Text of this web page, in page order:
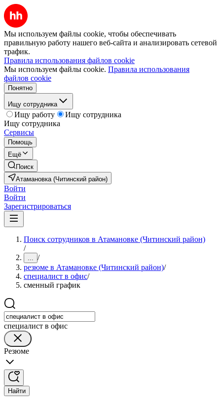
Мы используем файлы cookie, чтобы обеспечивать
правильную работу нашего веб-сайта и анализировать сетевой
трафик.
Правила использования файлов cookie
Мы используем файлы cookie. Правила использования
файлов cookie
Понятно
Ищу сотрудника
Ищу работу
Ищу сотрудника
Ищу сотрудника
Сервисы
Помощь
Ещё
Поиск
Атамановка (Читинский район)
Войти
Войти
Зарегистрироваться
Поиск сотрудников в Атамановке (Читинский район)
/
... /
резюме в Атамановке (Читинский район)/
специалист в офис/
сменный график
специалист в офис
Резюме
Найти